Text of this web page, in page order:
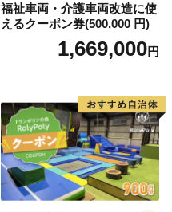
福祉車両・介護車両改造に使
えるクーポン券(500,000 円)
1,669,000円